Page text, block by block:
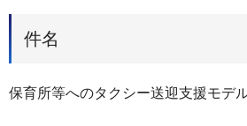
件名
保育所等へのタクシー送迎支援モデ